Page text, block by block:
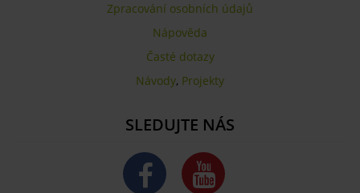
Zpracování osobních údajů
Nápověda
Časté dotazy
Návody, Projekty
SLEDUJTE NÁS